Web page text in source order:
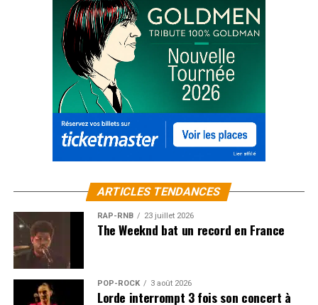
ARTICLES TENDANCES
RAP-RNB 23 juillet 2026
The Weeknd bat un record en France
POP-ROCK 3 août 2026
Lorde interrompt 3 fois son concert à